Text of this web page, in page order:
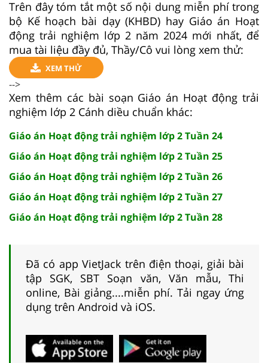
Trên đây tóm tắt một số nội dung miễn phí trong
bộ Kế hoạch bài dạy (KHBD) hay Giáo án Hoạt
động trải nghiệm lớp 2 năm 2024 mới nhất, để
mua tài liệu đầy đủ, Thầy/Cô vui lòng xem thử:
XEM THỬ
-->
Xem thêm các bài soạn Giáo án Hoạt động trải
nghiệm lớp 2 Cánh diều chuẩn khác:
Giáo án Hoạt động trải nghiệm lớp 2 Tuần 24
Giáo án Hoạt động trải nghiệm lớp 2 Tuần 25
Giáo án Hoạt động trải nghiệm lớp 2 Tuần 26
Giáo án Hoạt động trải nghiệm lớp 2 Tuần 27
Giáo án Hoạt động trải nghiệm lớp 2 Tuần 28
Đã có app VietJack trên điện thoại, giải bài
tập SGK, SBT Soạn văn, Văn mẫu, Thi
online, Bài giảng....miễn phí. Tải ngay ứng
dụng trên Android và iOS.